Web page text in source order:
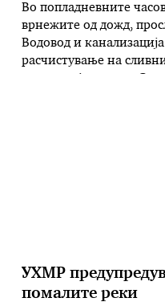
Во попладневните
врнежите од дожд,
Водовод и
расчистување на
УХМР
помалите реки